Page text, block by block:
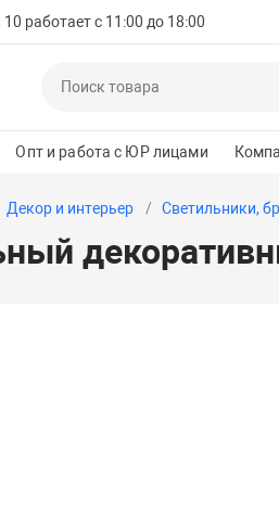
работает с 11:00 до 18:00
Опт и работа с ЮР лицами
Декор и интерьер Светильники,